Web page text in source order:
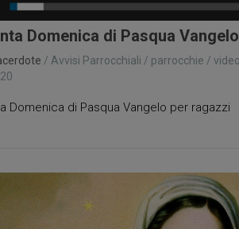
Domenica di Pasqua
/ Avvisi Parrocchiali / parrocchie / video
Domenica di Pasqua Vangelo per ragazzi